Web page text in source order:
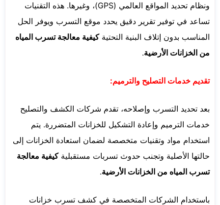
ونظام تحديد المواقع العالمي (GPS)، وغيرها. هذه التقنيات
تساعد في توفير تقرير دقيق يحدد موقع التسرب ويوفر الحل
المناسب بدون إتلاف البنية التحتيةكيفية معالجة تسرب المياه
من الخزانات الأرضية.
تقديم خدمات التصليح والترميم:
بعد تحديد التسرب وإصلاحه، تقدم شركات الكشف والتصليح
خدمات الترميم وإعادة التشكيل للخزانات المتضررة. يتم
استخدام مواد وتقنيات متخصصة لضمان استعادة الخزانات إلى
حالتها الأصلية وتجنب حدوث تسربات مستقبليةكيفية معالجة
تسرب المياه من الخزانات الأرضية.
باستخدام الشركات المتخصصة في كشف تسرب خزانات